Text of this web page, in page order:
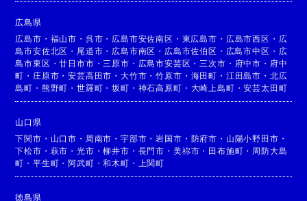
広島県
広島市 ・ 福山市 ・ 呉市 ・ 広島市安佐南区 ・ 東広島市 ・ 広島市西区 ・ 広
島市安佐北区 ・ 尾道市 ・ 広島市南区 ・ 広島市佐伯区 ・ 広島市中区 ・ 広
島市東区 ・廿日市市 ・ 三原市 ・ 広島市安芸区 ・ 三次市 ・ 府中市 ・ 府中
町 ・ 庄原市 ・安芸高田市 ・大竹市 ・竹原市 ・ 海田町 ・ 江田島市 ・ 北広
島町 ・ 熊野町 ・世羅町 ・坂町 ・ 神石高原町 ・ 大崎上島町 ・安芸太田町
山口県
下関市 ・ 山口市 ・ 周南市 ・宇部市 ・岩国市 ・ 防府市 ・ 山陽小野田市 ・
下松市 ・ 萩市 ・光市 ・柳井市 ・ 長門市 ・ 美祢市 ・ 田布施町 ・ 周防大島
町 ・平生町 ・阿武町 ・和木町 ・ 上関町
徳島県